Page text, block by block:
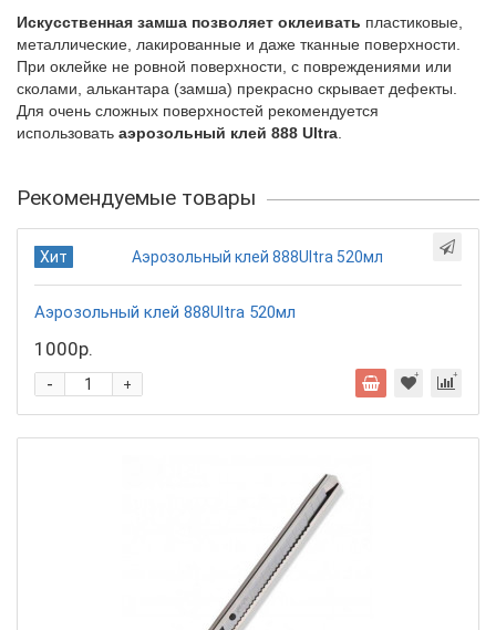
Искусственная замша позволяет оклеивать пластиковые,
металлические, лакированные и даже тканные поверхности.
При оклейке не ровной поверхности, с повреждениями или
сколами, алькантара (замша) прекрасно скрывает дефекты.
Для очень сложных поверхностей рекомендуется
использовать аэрозольный клей 888 Ultra
Рекомендуемые товары
Хит
Аэрозольный клей 888Ultra 520мл
1000р.
+
-